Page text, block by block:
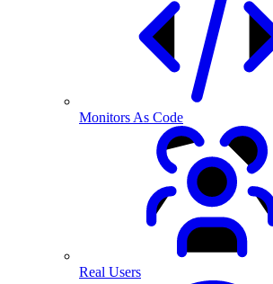
Monitors As Code
Real Users